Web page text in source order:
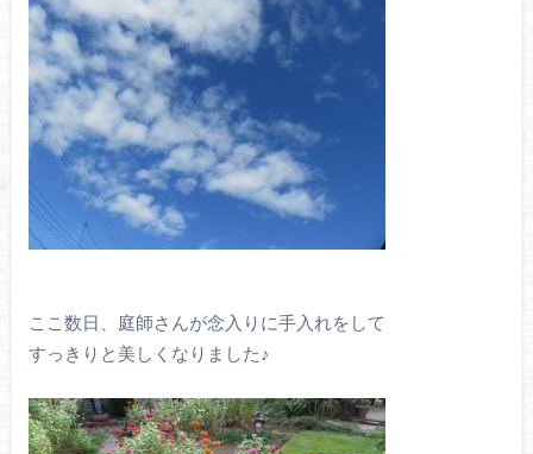
ここ数日、庭師さんが念入りに手入れをして
すっきりと美しくなりました♪